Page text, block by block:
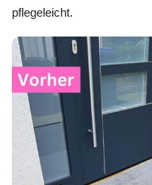
pflegeleicht.